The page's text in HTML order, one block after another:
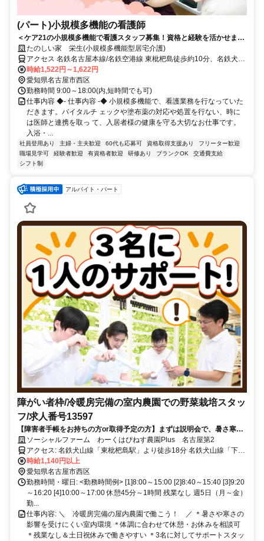
(パート)小規模多機能の看護師
＜ケア21の小規模多機能で看護スタッフ募集！資格と経験を活かせます
☆＞丁寧な入社時研修があるから安心♪ケア21の小規模多機能で、看護
師として働きませんか？ 長く働けるのが魅力の職場☆
たのしい家 栄生(小規模多機能型居宅介護)
アクセス 名鉄名古屋本線/名鉄空港線 東枇杷島徒歩約10分、名鉄犬山
線 東枇杷島徒歩約10分、名鉄名古屋本線/名鉄犬山線 栄生徒歩約11分
名鉄名古屋本線「栄生」駅から徒歩約11分
時給1,522円～1,622円
愛知県名古屋市西区
勤務時間 9:00～18:00(内,短時間でも可)
仕事内容 ◆- 仕事内容 -◆ 小規模多機能で、看護業務を行なっていた
だきます。バイタルチ ェックや塗布薬の対応や処置を行ない、時に
は医師と連携を取っ て、入居者様の健康を守る大切なお仕事です。
入浴・...
社員登用あり 主婦・主夫歓迎 60代も応募可 資格取得支援あり
フリーター歓迎
職場見学可
経験者歓迎 有資格者歓迎 研修あり ブランクOK
交通費支給
シフト制
アルバイト・パート
障がい者枠/冷暖房完備の室内農園での野菜栽培スタッ
フ/求人番号13597
【障害者手帳をお持ちの方or取得予定の方】まずは説明会で、暑さ寒さ
を気にせず自分らしく働ける環境を確かめましょう！
ソーシャルファーム わーくはぴねす農園Plus 名古屋第2
アクセス: 名鉄犬山線「東枇杷島駅」より徒歩18分 名鉄犬山線「下小
田井駅」より徒歩17分 「名西橋」バス停より徒歩2分
時給1,140円以上
愛知県名古屋市西区
勤務時間・曜日: <勤務時間例> [1]8:00～15:00 [2]8:40～15:40 [3]9:20
～16:20 [4]10:00～17:00 休憩45分～1時間 残業なし 週5日（月～金）
勤...
仕事内容: ＼ 冷暖房完備の屋内農園で働こう！ ／ ＊暑さや寒さの
影響を受けにくい室内環境 ＊体調に合わせて休憩・お休みを相談可
＊残業なし＆土日祝休みで働きやすい ＊3名に対してサポートスタッ